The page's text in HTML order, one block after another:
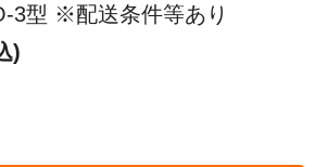
3型 ※配送条件等あり
)